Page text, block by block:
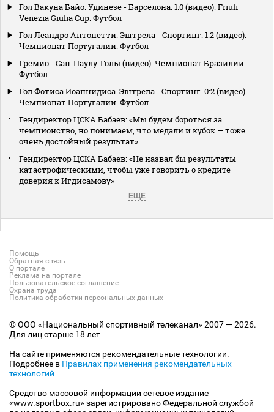
Гол Вакуна Байо. Удинезе - Барселона. 1:0 (видео). Friuli
Venezia Giulia Cup. Футбол
Гол Леандро Антонетти. Эштрела - Спортинг. 1:2 (видео).
Чемпионат Португалии. Футбол
Гремио - Сан-Паулу. Голы (видео). Чемпионат Бразилии.
Футбол
Гол Фотиса Иоаннидиса. Эштрела - Спортинг. 0:2 (видео).
Чемпионат Португалии. Футбол
Гендиректор ЦСКА Бабаев: «Мы будем бороться за
чемпионство, но понимаем, что медали и кубок — тоже
очень достойный результат»
Гендиректор ЦСКА Бабаев: «Не назвал бы результаты
катастрофическими, чтобы уже говорить о кредите
доверия к Игдисамову»
ЕЩЕ
Помощь
Обратная связь
О портале
Реклама на портале
Пользовательское соглашение
Охрана труда
Политика обработки персональных данных
© ООО «Национальный спортивный телеканал» 2007 — 2026.
Для лиц старше 18 лет
На сайте применяются рекомендательные технологии.
Подробнее в Правилах применения рекомендательных
технологий
Средство массовой информации сетевое издание
«www.sportbox.ru» зарегистрировано Федеральной службой